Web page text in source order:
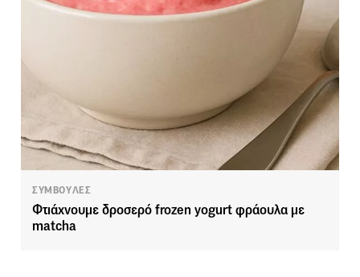
ΣΥΜΒΟΥΛΕΣ
Φτιάχνουμε δροσερό frozen yogurt φράουλα με
matcha